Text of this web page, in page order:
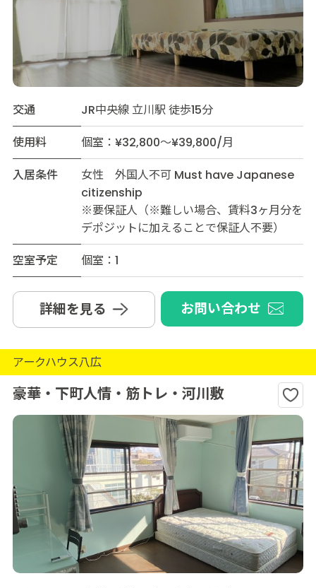
交通
JR中央線 立川駅 徒歩15分
使用料
個室：¥32,800～¥39,800/月
入居条件
女性 外国人不可 Must have Japanese
citizenship
※要保証人（※難しい場合、賃料3ヶ月分を
デポジットに加えることで保証人不要）
空室予定
個室：1
詳細を見る お問い合わせ
アークハウス八広
豪華・下町人情・筋トレ・河川敷